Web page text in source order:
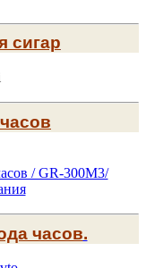
сигар
часов.